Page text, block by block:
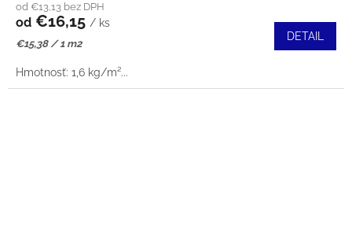
od €13,13 bez DPH
od €16,15 / ks
Jednotková
€15,38 / 1 m2
DETAIL
Hmotnosť: 1,6 kg/m²...